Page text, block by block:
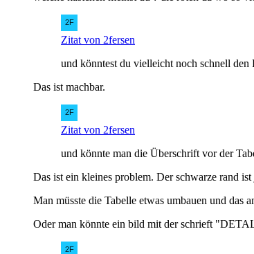
Zitat von 2fersen
und könntest du vielleicht noch schnell
Das ist machbar.
Zitat von 2fersen
und könnte man die Überschrift vor der
Das ist ein kleines problem. Der schwarze rand
Man müsste die Tabelle etwas umbauen und das
Oder man könnte ein bild mit der schrieft